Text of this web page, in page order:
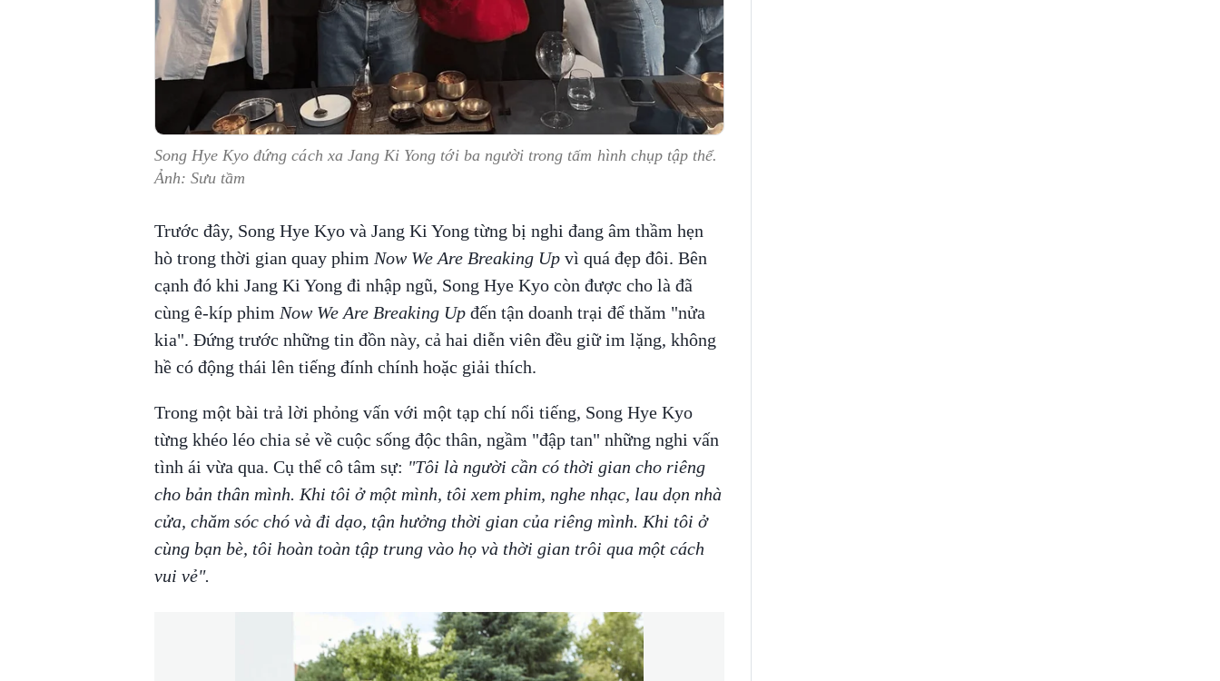
Song Hye Kyo đứng cách xa Jang Ki Yong tới ba người trong tấm hình chụp tập thể.
Ảnh: Sưu tầm
Trước đây, Song Hye Kyo và Jang Ki Yong từng bị nghi đang âm thầm hẹn
hò trong thời gian quay phim Now We Are Breaking Up vì quá đẹp đôi. Bên
cạnh đó khi Jang Ki Yong đi nhập ngũ, Song Hye Kyo còn được cho là đã
cùng ê-kíp phim Now We Are Breaking Up đến tận doanh trại để thăm "nửa
kia". Đứng trước những tin đồn này, cả hai diễn viên đều giữ im lặng, không
hề có động thái lên tiếng đính chính hoặc giải thích.
Trong một bài trả lời phỏng vấn với một tạp chí nổi tiếng, Song Hye Kyo
từng khéo léo chia sẻ về cuộc sống độc thân, ngầm "đập tan" những nghi vấn
tình ái vừa qua. Cụ thể cô tâm sự: "Tôi là người cần có thời gian cho riêng
cho bản thân mình. Khi tôi ở một mình, tôi xem phim, nghe nhạc, lau dọn nhà
cửa, chăm sóc chó và đi dạo, tận hưởng thời gian của riêng mình. Khi tôi ở
cùng bạn bè, tôi hoàn toàn tập trung vào họ và thời gian trôi qua một cách
vui vẻ".